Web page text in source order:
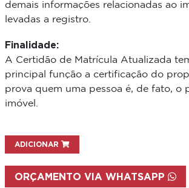
demais informações relacionadas ao
levadas a registro.
Finalidade:
A Certidão de Matrícula Atualizada
principal função a certificação do
prova quem uma pessoa é, de fato, o
imóvel.
ADICIONAR
ORÇAMENTO VIA WHATSAPP